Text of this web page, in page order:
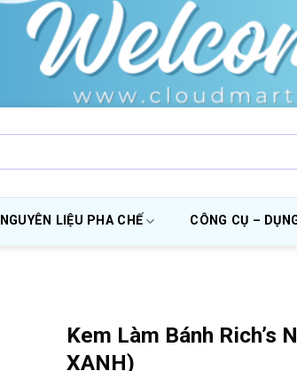
NGUYÊN LIỆU PHA CHẾ CÔNG CỤ –
Kem Làm Bánh Rich’s
XANH)